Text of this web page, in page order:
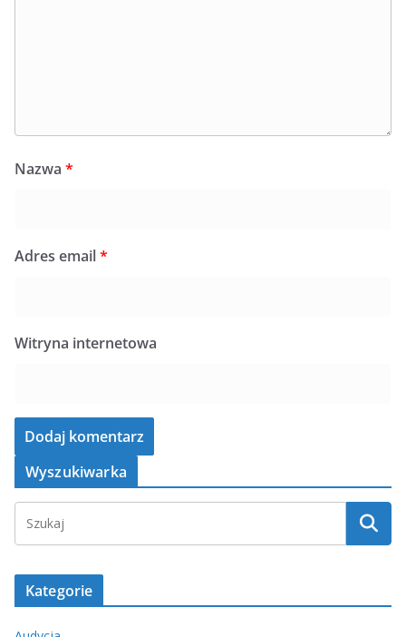
Nazwa *
Adres email*
Witryna internetowa
Wyszukiwarka
Kategorie